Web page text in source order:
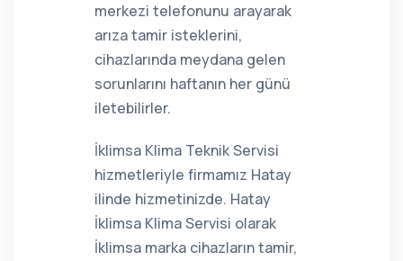
merkezi telefonunu arayarak
arıza tamir isteklerini,
cihazlarında meydana gelen
sorunlarını haftanın her günü
iletebilirler.
İklimsa Klima Teknik Servisi
hizmetleriyle firmamız Hatay
ilinde hizmetinizde. Hatay
İklimsa Klima Servisi olarak
İklimsa marka cihazların tamir,